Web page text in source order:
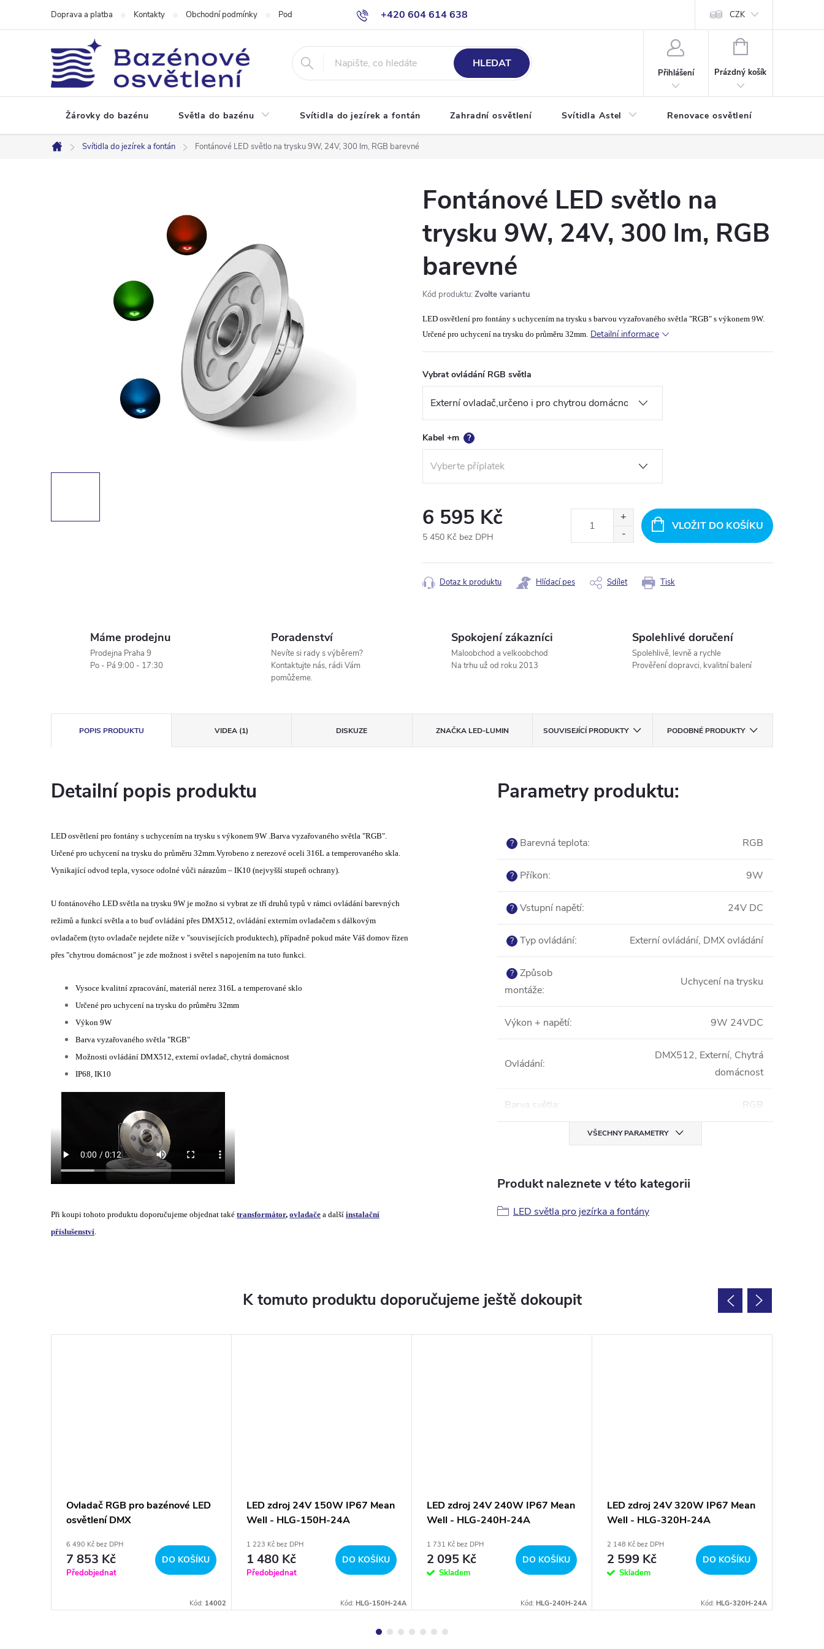
+420 604 614 638
info@bazenove-osvetleni.cz
Doprava a platba Kontakty Obchodní podmínky Podmínky ochrany osobních údajů Odstoupení od smlouvy Jak balíme vaše objednávky
CZK
HLEDAT
Přihlášení
NÁKUPNÍ
Prázdný košík
Žárovky do bazénu Světla do bazénu Svítidla do jezírek a fontán Zahradní osvětlení Svítidla Astel Renovace osvětlení
Domů
Svítidla do jezírek a fontán Fontánové LED světlo na trysku 9W, 24V, 300 lm, RGB barevné
Fontánové LED světlo na
trysku 9W, 24V, 300 lm, RGB
barevné
Kód produktu: Zvolte variantu
LED osvětlení pro fontány s uchycením na trysku s barvou vyzařovaného světla "RGB" s výkonem 9W.
Určené pro uchycení na trysku do průměru 32mm. Detailní informace
Vybrat ovládání RGB světla
Kabel +m ?
6 595 Kč
5 450 Kč bez DPH
cena:
VLOŽIT DO KOŠÍKU
Tisk
Dotaz k produktu Hlídací pes Sdílet
Máme prodejnu
Prodejna Praha 9
Po - Pá 9:00 - 17:30
Poradenství
Nevíte si rady s výběrem?
Kontaktujte nás, rádi Vám
pomůžeme.
Spokojení zákazníci
Maloobchod a velkoobchod
Na trhu už od roku 2013
Spolehlivé doručení
Spolehlivě, levně a rychle
Prověření dopravci, kvalitní balení
POPIS PRODUKTU VIDEA (1) DISKUZE ZNAČKALED-LUMIN SOUVISEJÍCÍ PRODUKTY PODOBNÉ PRODUKTY
Detailní popis produktu
LED osvětlení pro fontány s uchycením na trysku s výkonem 9W .Barva vyzařovaného světla "RGB".
Určené pro uchycení na trysku do průměru 32mm.Vyrobeno z nerezové oceli 316L a temperovaného skla.
Vynikající odvod tepla, vysoce odolné vůči nárazům – IK10 (nejvyšší stupeň ochrany).
U fontánového LED světla na trysku 9W je možno si vybrat ze tří druhů typů v rámci ovládání barevných
režimů a funkcí světla a to buď ovládání přes DMX512, ovládání externím ovladačem s dálkovým
ovladačem (tyto ovladače nejdete níže v "souvisejících produktech), případně pokud máte Váš domov řízen
přes "chytrou domácnost" je zde možnost i světel s napojením na tuto funkci.
Vysoce kvalitní zpracování, materiál nerez 316L a temperované sklo
Určené pro uchycení na trysku do průměru 32mm
Výkon 9W
Barva vyzařovaného světla "RGB"
Možnosti ovládání DMX512, externí ovladač, chytrá domácnost
IP68, IK10
Při koupi tohoto produktu doporučujeme objednat také transformátor, ovladače a další instalační
příslušenství.
Parametry produktu:
? Barevná teplota: RGB
? Příkon: 9W
? Vstupní napětí: 24V DC
? Typ ovládání: Externí ovládání, DMX ovládání
? Způsob
montáže:
Uchycení na trysku
Výkon + napětí: 9W 24VDC
Ovládání:
DMX512, Externí, Chytrá
domácnost
Barva světla: RGB
VŠECHNY PARAMETRY
Produkt naleznete v této kategorii
LED světla pro jezírka a fontány
K tomuto produktu doporučujeme ještě dokoupit
Ovladač RGB pro bazénové LED
osvětlení DMX
6 490 Kč bez DPH
7 853 Kč
Předobjednat
DO KOŠÍKU
Kód: 14002
LED zdroj 24V 150W IP67 Mean
Well - HLG-150H-24A
1 223 Kč bez DPH
1 480 Kč
Předobjednat
DO KOŠÍKU
Kód: HLG-150H-24A
LED zdroj 24V 240W IP67 Mean
Well - HLG-240H-24A
1 731 Kč bez DPH
2 095 Kč
Skladem
DO KOŠÍKU
Kód: HLG-240H-24A
LED zdroj 24V 320W IP67 Mean
Well - HLG-320H-24A
2 148 Kč bez DPH
2 599 Kč
Skladem
DO KOŠÍKU
Kód: HLG-320H-24A